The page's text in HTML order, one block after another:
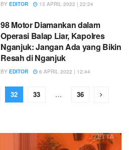
BY EDITOR 13 APRIL 2022 | 22:24
98 Motor Diamankan dalam
Operasi Balap Liar, Kapolres
Nganjuk: Jangan Ada yang Bikin
Resah di Nganjuk
BY EDITOR 6 APRIL 2022 | 12:44
32 33 … 36